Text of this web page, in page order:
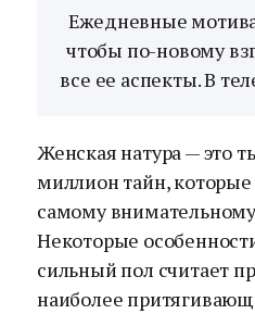
Ежедневные
чтобы по-новому
все ее аспекты. В
Женская натура — это
миллион тайн,
самому
Некоторые
сильный пол считает
наиболее